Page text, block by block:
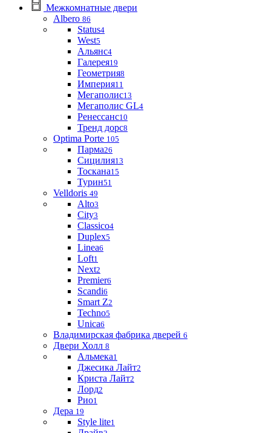
Межкомнатные двери
Albero 86
Status4
West5
Альянс4
Галерея19
Геометрия8
Империя11
Мегаполис13
Мегаполис GL4
Ренессанс10
Тренд дорс8
Optima Porte 105
Парма26
Сицилия13
Тоскана15
Турин51
Velldoris 49
Alto3
City3
Classico4
Duplex5
Linea6
Loft1
Next2
Premier6
Scandi6
Smart Z2
Techno5
Unica6
Владимирская фабрика дверей 6
Двери Холл 8
Альмека1
Джесика Лайт2
Криста Лайт2
Лорд2
Рио1
Дера 19
Style lite1